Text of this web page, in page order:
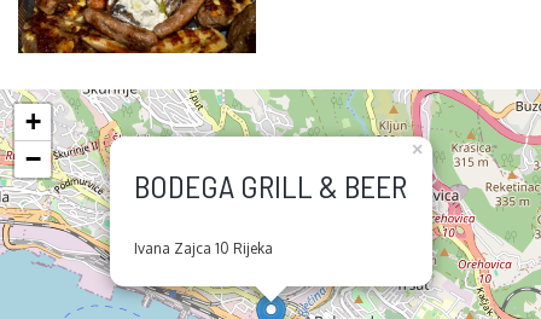
BODEGA GRILL & BEER
Ivana Zajca 10 Rijeka
×
+
−